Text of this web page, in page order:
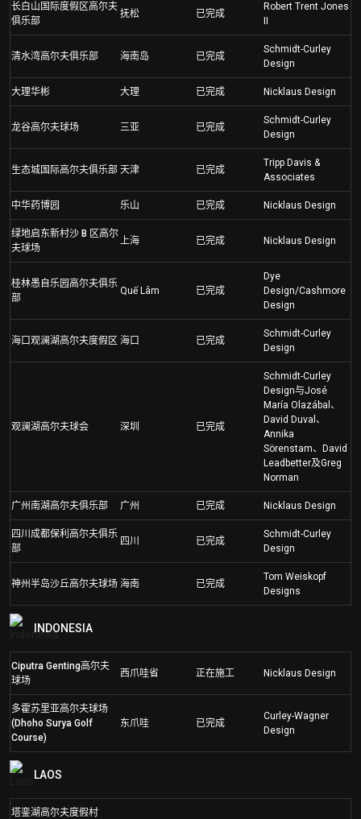
长白山国际度假区高尔夫
俱乐部
抚松 已完成
Robert Trent Jones
清水湾高尔夫俱乐部 海南岛 已完成
Schmidt-Curley
Design
大理华彬 大理 已完成 Nicklaus Design
龙谷高尔夫球场 三亚 已完成
Schmidt-Curley
Design
生态城国际高尔夫俱乐部 天津 已完成
Tripp Davis &
Associates
中华药博园 乐山 已完成 Nicklaus Design
绿地启东新村沙 B 区高尔
夫球场
上海 已完成 Nicklaus Design
桂林愚自乐园高尔夫俱乐
部
Quế Lâm 已完成
Dye
Design/Cashmore
Design
海口观澜湖高尔夫度假区 海口 已完成
Schmidt-Curley
Design
观澜湖高尔夫球会 深圳 已完成
Schmidt-Curley
Design与José
María Olazábal、
David Duval、
Annika
Sörenstam、David
Leadbetter及Greg
Norman
广州南湖高尔夫俱乐部 广州 已完成 Nicklaus Design
四川成都保利高尔夫俱乐
部
四川 已完成
Schmidt-Curley
Design
神州半岛沙丘高尔夫球场 海南 已完成
Tom Weiskopf
Designs
INDONESIA
Ciputra Genting高尔夫
球场
西爪哇省 正在施工 Nicklaus Design
多霍苏里亚高尔夫球场
(Dhoho Surya Golf
Course)
东爪哇 已完成
Curley-Wagner
Design
LAOS
塔銮湖高尔夫度假村